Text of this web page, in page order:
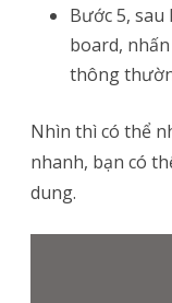
Bước 5,
board, nhấn
thông
Nhìn thì có thể
nhanh, bạn có
dung.